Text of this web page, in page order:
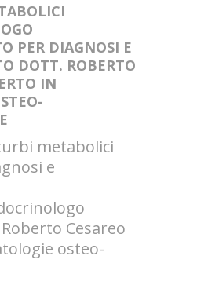
PER DIAGNOSI E
DOTT. ROBERTO
IN
metabolici
e
Cesareo
osteo-